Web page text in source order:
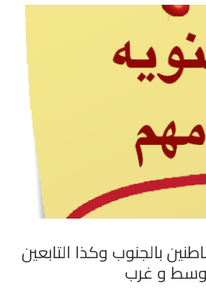
بالجنوب وكذا التابعين
: وسط و غرب